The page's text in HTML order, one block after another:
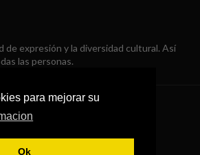
para mejorar su
Ok
de expresión y la diversidad cultural. Así
las personas.
© 1998 -